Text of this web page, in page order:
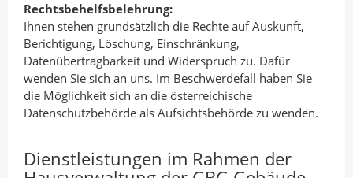
Rechtsbehelfsbelehrung:
Ihnen stehen grundsätzlich die Rechte auf Auskunft,
Berichtigung, Löschung, Einschränkung,
Datenübertragbarkeit und Widerspruch zu. Dafür
wenden Sie sich an uns. Im Beschwerdefall haben Sie
die Möglichkeit sich an die österreichische
Datenschutzbehörde als Aufsichtsbehörde zu wenden.
Dienstleistungen im Rahmen der